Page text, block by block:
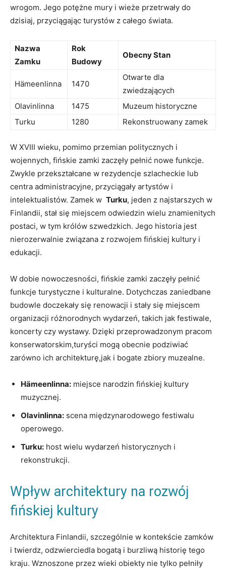
wrogom. Jego potężne mury i wieże przetrwały do
dzisiaj, przyciągając turystów z całego ​świata.
Nazwa
Zamku
Rok
Budowy
Obecny Stan
Hämeenlinna 1470
Otwarte dla
zwiedzających
Olavinlinna
1475
Muzeum historyczne
Turku
1280 Rekonstruowany zamek
W XVIII wieku, pomimo przemian politycznych i
wojennych, fińskie zamki zaczęły pełnić nowe funkcje.
Zwykle przekształcane​ w rezydencje szlacheckie lub
centra administracyjne, przyciągały artystów i
intelektualistów. Zamek w ​ Turku, jeden z najstarszych ⁢w
Finlandii, ‌stał się miejscem odwiedzin wielu znamienitych
postaci, w tym królów szwedzkich. Jego historia jest
nierozerwalnie związana z ​rozwojem fińskiej kultury i
edukacji.
W dobie ‌nowoczesności, fińskie zamki ‍zaczęły pełnić
funkcje turystyczne‍ i kulturalne. ‍Dotychczas ⁤zaniedbane
budowle doczekały ⁣się renowacji ‍i stały ​się miejscem‍
organizacji różnorodnych wydarzeń, takich jak festiwale,
koncerty czy wystawy. Dzięki przeprowadzonym pracom
konserwatorskim,turyści mogą obecnie podziwiać
zarówno ich architekturę,jak i‌ bogate⁢ zbiory muzealne.
Hämeenlinna: miejsce narodzin fińskiej kultury
muzycznej.
Olavinlinna: scena międzynarodowego festiwalu‍
operowego.
Turku: host‍ wielu ‍wydarzeń historycznych i
rekonstrukcji.
Wpływ architektury na rozwój
fińskiej kultury
Architektura Finlandii, szczególnie w kontekście zamków
i twierdz, odzwierciedla bogatą i burzliwą historię tego
kraju. Wznoszone przez wieki obiekty nie⁤ tylko pełniły